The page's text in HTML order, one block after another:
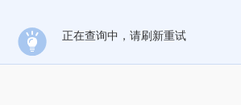
正在查询中，请刷新重试